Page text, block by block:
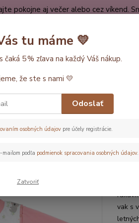
pokojne aj večer alebo cez víkend.
Hľadať
spací vak s odopínateľnými
spací vak
BAVLNA Koala
vak s
tu máme 💛
čaká 5 % zľava na každý Váš nákup.
že ste s nami 💛
Odoslať
osobných údajov pre účely registrácie.
mailom podľa podmienok spracovania osobných údajov.
Zatvoriť